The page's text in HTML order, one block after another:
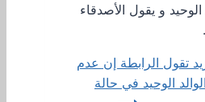
الوحيد و يقول الأصدقاء
تقول الرابطة إن عدم
الوحيد في حالة